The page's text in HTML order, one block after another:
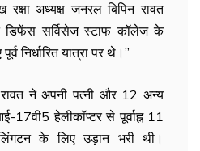
अध्यक्ष जनरल बिपिन रावत
डिफेंस सर्विसेज स्टाफ कॉलेज के
निर्धारित यात्रा पर थे।’’
ने अपनी पत्नी और 12 अन्य
हेलीकॉप्टर से पूर्वाह्न 11
के लिए उड़ान भरी थी।